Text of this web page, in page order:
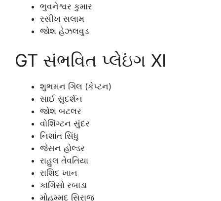
ભુવનેશ્વર કુમાર
રસીખ સલામ
જોશ હેઝલવુડ
GT સંભવિત પ્લેઇંગ XI
શુભમન ગિલ (કેપ્ટન)
સાઈ સુદર્શન
જોશ બટલર
વોશિંગ્ટન સુંદર
નિશાંત સિંધુ
જેસન હોલ્ડર
રાહુલ તેવતિયા
રાશિદ ખાન
કાગિસો રબાડા
મોહમ્મદ સિરાજ